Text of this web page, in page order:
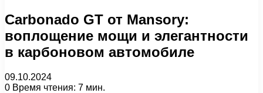
Carbonado GT от Mansory:
воплощение мощи и элегантности
в карбоновом автомобиле
09.10.2024
0 Время чтения: 7 мин.